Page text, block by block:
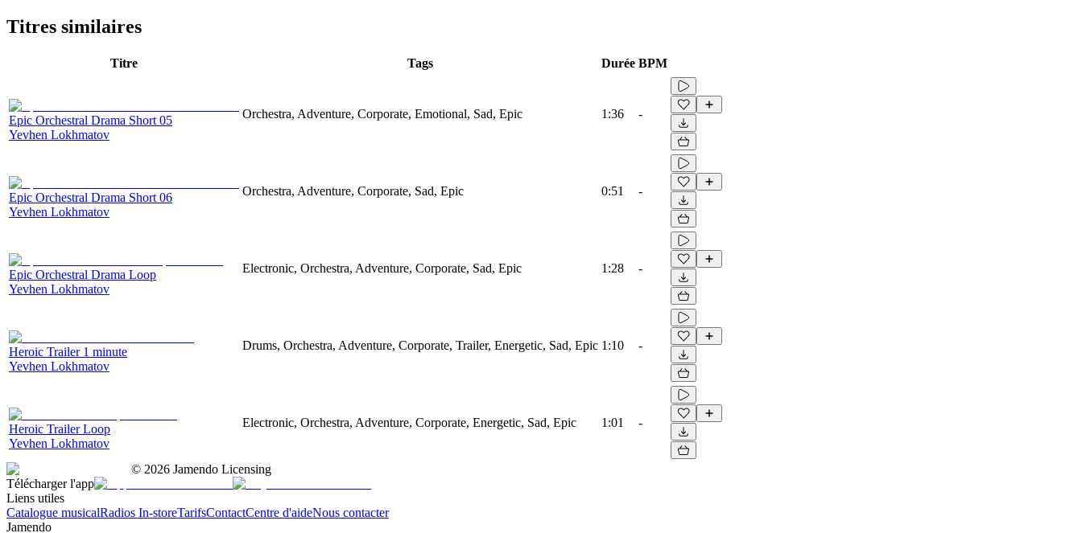
Titres similaires
Titre Tags Durée BPM
Epic Orchestral Drama Short 05
Yevhen Lokhmatov
Orchestra, Adventure, Corporate, Emotional, Sad, Epic 1:36 -
Epic Orchestral Drama Short 06
Yevhen Lokhmatov
Orchestra, Adventure, Corporate, Sad, Epic 0:51 -
Epic Orchestral Drama Loop
Yevhen Lokhmatov
Electronic, Orchestra, Adventure, Corporate, Sad, Epic 1:28 -
Heroic Trailer 1 minute
Yevhen Lokhmatov
Drums, Orchestra, Adventure, Corporate, Trailer, Energetic, Sad, Epic 1:10 -
Heroic Trailer Loop
Yevhen Lokhmatov
Electronic, Orchestra, Adventure, Corporate, Energetic, Sad, Epic 1:01 -
© 2026 Jamendo Licensing
Télécharger l'app
Liens utiles
Catalogue musicalRadios In-storeTarifsContactCentre d'aideNous contacter
Jamendo